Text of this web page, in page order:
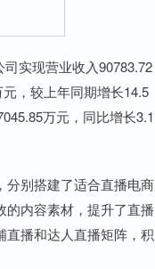
实现营业收入90783.72
，较上年同期增长14.5
万元，同比增长3.1
别搭建了适合直播电商
内容素材，提升了直播
播和达人直播矩阵，积